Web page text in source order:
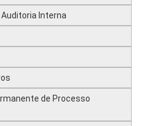
Auditoria Interna
de Processo